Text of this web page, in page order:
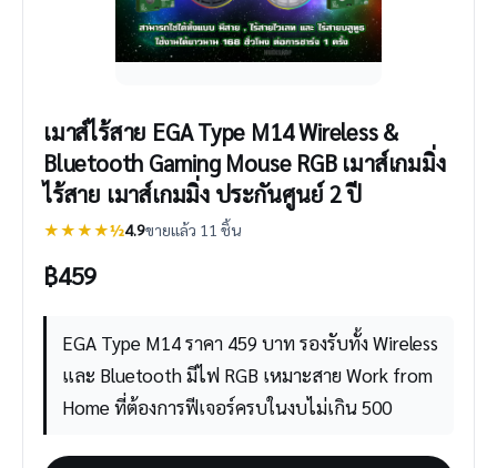
เมาส์ไร้สาย EGA Type M14 Wireless &
Bluetooth Gaming Mouse RGB เมาส์เกมมิ่ง
ไร้สาย เมาส์เกมมิ่ง ประกันศูนย์ 2 ปี
★★★★½4.9ขายแล้ว 11 ชิ้น
฿459
EGA Type M14 ราคา 459 บาท รองรับทั้ง Wireless
และ Bluetooth มีไฟ RGB เหมาะสาย Work from
Home ที่ต้องการฟีเจอร์ครบในงบไม่เกิน 500